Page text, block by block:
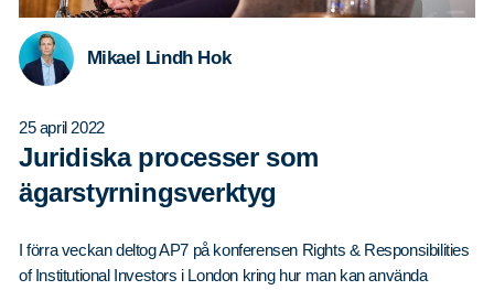
Mikael Lindh Hok
25 april 2022
Juridiska processer som
ägarstyrningsverktyg
I förra veckan deltog AP7 på konferensen Rights & Responsibilities
of Institutional Investors i London kring hur man kan använda